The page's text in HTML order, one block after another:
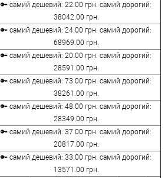
🔑 самий дешевий: 22.00 грн. самий дорогий:
38042.00 грн.
🔑 самий дешевий: 24.00 грн. самий дорогий:
68969.00 грн.
🔑 самий дешевий: 20.00 грн. самий дорогий:
28591.00 грн.
🔑 самий дешевий: 73.00 грн. самий дорогий:
38261.00 грн.
🔑 самий дешевий: 48.00 грн. самий дорогий:
28349.00 грн.
🔑 самий дешевий: 37.00 грн. самий дорогий:
20817.00 грн.
🔑 самий дешевий: 33.00 грн. самий дорогий:
13571.00 грн.